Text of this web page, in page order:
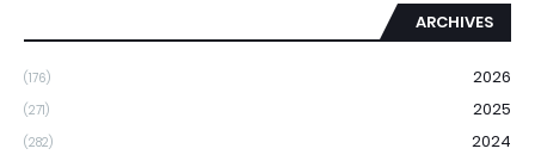
ARCHIVES
2026
(176)
2025
(271)
2024
(282)